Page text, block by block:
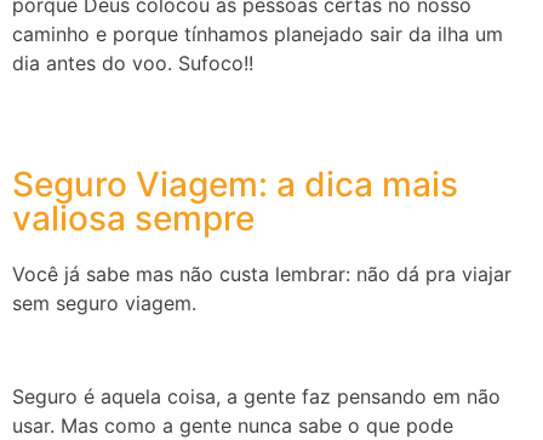
caminho e porque tínhamos planejado sair da ilha um
dia antes do voo. Sufoco!!
Seguro Viagem: a dica mais
valiosa sempre
Você já sabe mas não custa lembrar: não dá pra viajar
sem seguro viagem.
Seguro é aquela coisa, a gente faz pensando em não
usar. Mas como a gente nunca sabe o que pode